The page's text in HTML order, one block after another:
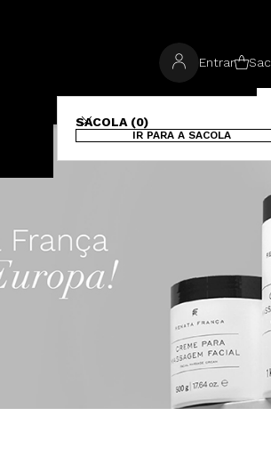
Entrar
SACOLA (0)
IR PARA A SACOLA